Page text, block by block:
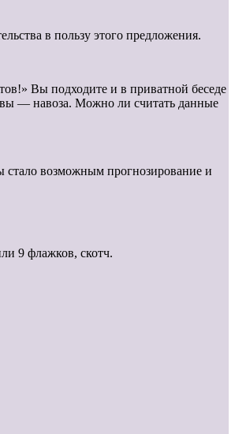
в пользу этого предложения.
Вы подходите и в приватной беседе
— навоза. Можно ли считать данные
стало возможным прогнозирование и
9 флажков, скотч.